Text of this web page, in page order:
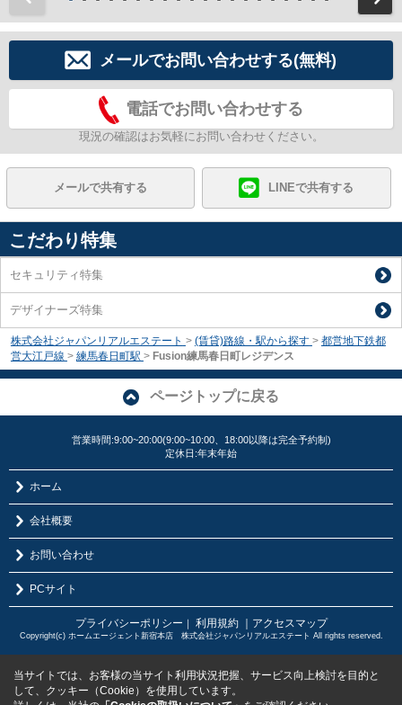
メールでお問い合わせする(無料)
電話でお問い合わせする
現況の確認はお気軽にお問い合わせください。
メールで共有する LINEで共有する
こだわり特集
セキュリティ特集
デザイナーズ特集
株式会社ジャパンリアルエステート > (賃貸)路線・駅から探す > 都営地下鉄都
営大江戸線 > 練馬春日町駅 > Fusion練馬春日町レジデンス
ページトップに戻る
営業時間:9:00~20:00(9:00~10:00、18:00以降は完全予約制)
定休日:年末年始
ホーム
会社概要
お問い合わせ
PCサイト
プライバシーポリシー 利用規約 ｜アクセスマップ
Copyright(c) ホームエージェント新宿本店 株式会社ジャパンリアルエステート All rights reserved.
当サイトでは、お客様の当サイト利用状況把握、サービス向上検討を目的と
して、クッキー（Cookie）を使用しています。